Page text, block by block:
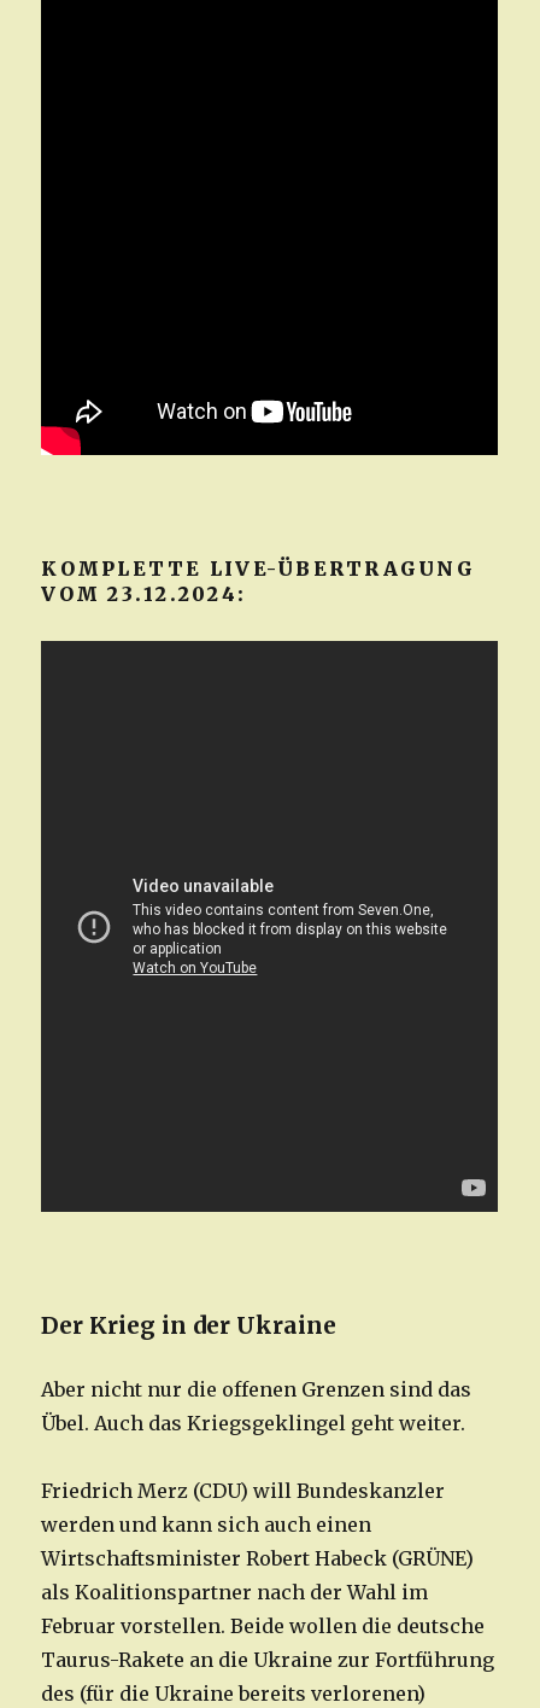
KOMPLETTE LIVE-ÜBERTRAGUNG
VOM 23.12.2024:
Der Krieg in der Ukraine
Aber nicht nur die offenen Grenzen sind das
Übel. Auch das Kriegsgeklingel geht weiter.
Friedrich Merz (CDU) will Bundeskanzler
werden und kann sich auch einen
Wirtschaftsminister Robert Habeck (GRÜNE)
als Koalitionspartner nach der Wahl im
Februar vorstellen. Beide wollen die deutsche
Taurus-Rakete an die Ukraine zur Fortführung
des (für die Ukraine bereits verlorenen)